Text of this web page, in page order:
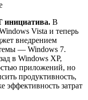
инициатива. В
Vista и теперь
внедрением
— Windows 7.
в Windows XP,
приложений, но
продуктивность,
эффективность затрат